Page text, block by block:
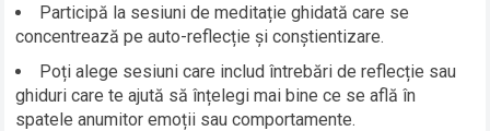
Participă la sesiuni de meditație ghidată care se
concentrează pe auto-reflecție și conștientizare.
Poți alege sesiuni care includ întrebări de reflecție sau
ghiduri care te ajută să înțelegi mai bine ce se află în
spatele anumitor emoții sau comportamente.